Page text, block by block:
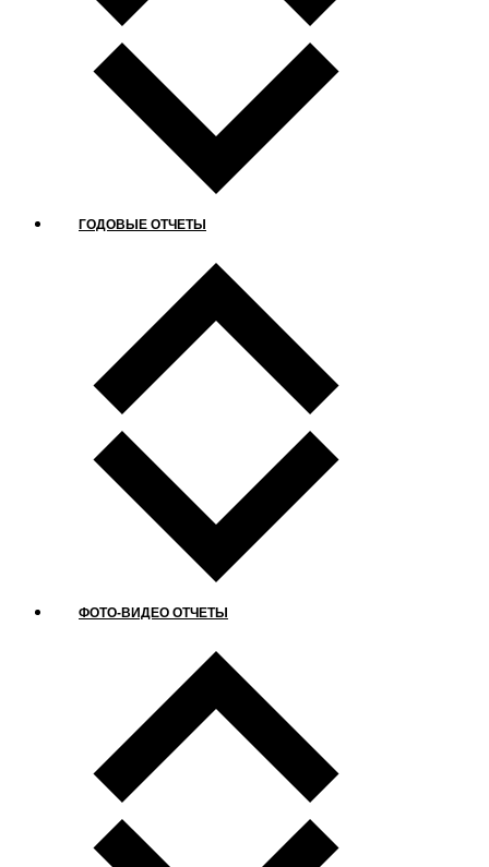
ГОДОВЫЕ ОТЧЕТЫ
ФОТО-ВИДЕО ОТЧЕТЫ